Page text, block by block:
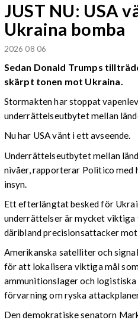
JUST NU: USA
Ukraina bomba
2026 08 06
Sedan Donald Trumps
skärpt tonen mot Ukraina.
Stormakten har stoppat
underrättelseutbytet mellan
Nu har USA vänt i ett avseende.
Underrättelseutbytet mellan
nivåer, rapporterar Politico
insyn.
Ett efterlängtat besked för
underrättelser är mycket
däribland precisionsattacker
Amerikanska satelliter och
för att lokalisera viktiga mål
ammunitionslager och
förvarning om ryska
Den demokratiske senatorn